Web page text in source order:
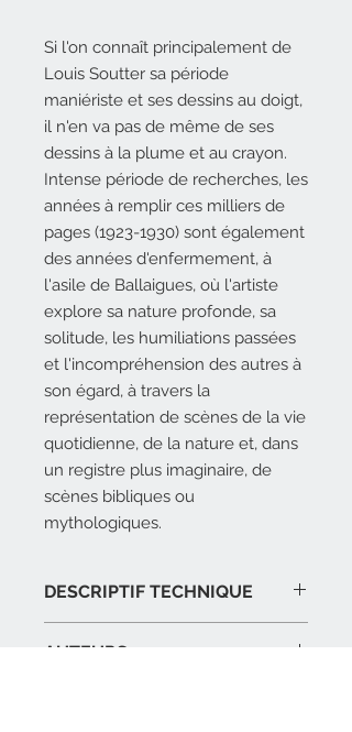
Si l'on connaît principalement de
Louis Soutter sa période
maniériste et ses dessins au doigt,
il n'en va pas de même de ses
dessins à la plume et au crayon.
Intense période de recherches, les
années à remplir ces milliers de
pages (1923-1930) sont également
des années d'enfermement, à
l'asile de Ballaigues, où l'artiste
explore sa nature profonde, sa
solitude, les humiliations passées
et l'incompréhension des autres à
son égard, à travers la
représentation de scènes de la vie
quotidienne, de la nature et, dans
un registre plus imaginaire, de
scènes bibliques ou
mythologiques.
DESCRIPTIF TECHNIQUE
AUTEURS